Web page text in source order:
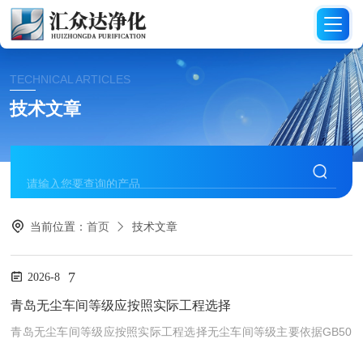
TECHNICAL ARTICLES
技术文章
当前位置：首页 技术文章
2026-8 7
青岛无尘车间等级应按照实际工程选择
青岛无尘车间等级应按照实际工程选择无尘车间等级主要依据GB50